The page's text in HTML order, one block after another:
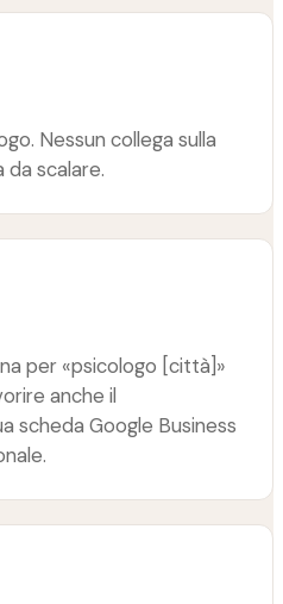
Nessun collega sulla
da scalare.
per «psicologo [città]»
anche il
scheda Google Business